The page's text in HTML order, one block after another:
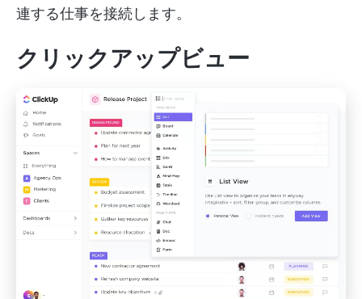
連する仕事を接続します。
クリックアップビュー